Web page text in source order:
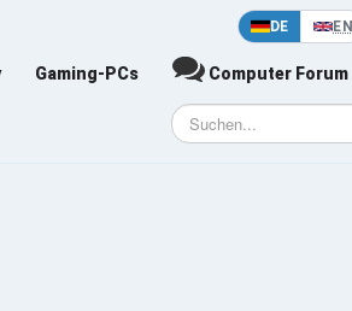
DE EN
Gaming-PCs Computer Forum